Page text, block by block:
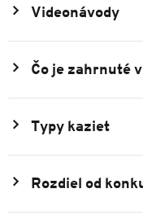
Videonávody
Čo je zahrnuté
Typy kaziet
Rozdiel od